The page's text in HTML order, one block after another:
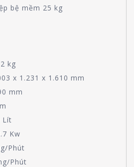
bệ mềm 25 kg
kg
x 1.231 x 1.610 mm
mm
Lít
Kw
Phút
Phút